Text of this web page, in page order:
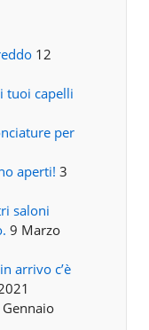
12
tuoi capelli
per
aperti! 3
saloni
9 Marzo
arrivo c’è